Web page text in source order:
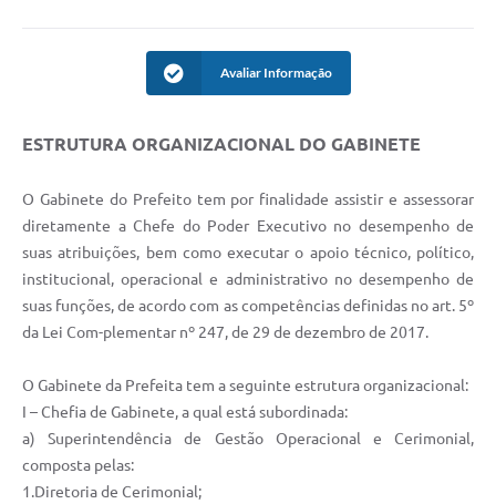
Avaliar Informação
ESTRUTURA ORGANIZACIONAL DO GABINETE
O Gabinete do Prefeito tem por finalidade assistir e assessorar
diretamente a Chefe do Poder Executivo no desempenho de
suas atribuições, bem como executar o apoio técnico, político,
institucional, operacional e administrativo no desempenho de
suas funções, de acordo com as competências definidas no art. 5º
da Lei Com-plementar nº 247, de 29 de dezembro de 2017.
O Gabinete da Prefeita tem a seguinte estrutura organizacional:
I – Chefia de Gabinete, a qual está subordinada:
a) Superintendência de Gestão Operacional e Cerimonial,
composta pelas:
1.Diretoria de Cerimonial;